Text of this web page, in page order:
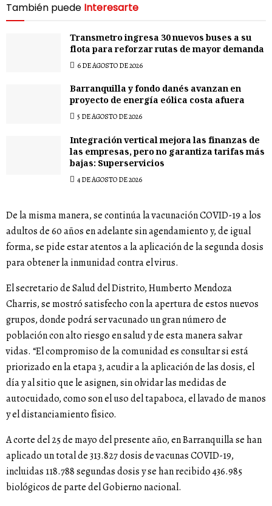
También puede Interesarte
Transmetro ingresa 30 nuevos buses a su
flota para reforzar rutas de mayor demanda
6 DE AGOSTO DE 2026
Barranquilla y fondo danés avanzan en
proyecto de energía eólica costa afuera
5 DE AGOSTO DE 2026
Integración vertical mejora las finanzas de
las empresas, pero no garantiza tarifas más
bajas: Superservicios
4 DE AGOSTO DE 2026
De la misma manera, se continúa la vacunación COVID-19 a los
adultos de 60 años en adelante sin agendamiento y, de igual
forma, se pide estar atentos a la aplicación de la segunda dosis
para obtener la inmunidad contra el virus.
El secretario de Salud del Distrito, Humberto Mendoza
Charris, se mostró satisfecho con la apertura de estos nuevos
grupos, donde podrá ser vacunado un gran número de
población con alto riesgo en salud y de esta manera salvar
vidas. “El compromiso de la comunidad es consultar si está
priorizado en la etapa 3, acudir a la aplicación de las dosis, el
día y al sitio que le asignen, sin olvidar las medidas de
autocuidado, como son el uso del tapaboca, el lavado de manos
y el distanciamiento físico.
A corte del 25 de mayo del presente año, en Barranquilla se han
aplicado un total de 313.827 dosis de vacunas COVID-19,
incluidas 118.788 segundas dosis y se han recibido 436.985
biológicos de parte del Gobierno nacional.